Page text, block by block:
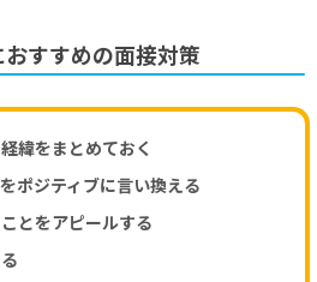
すすめの面接対策
緯をまとめておく
ポジティブに言い換える
とをアピールする